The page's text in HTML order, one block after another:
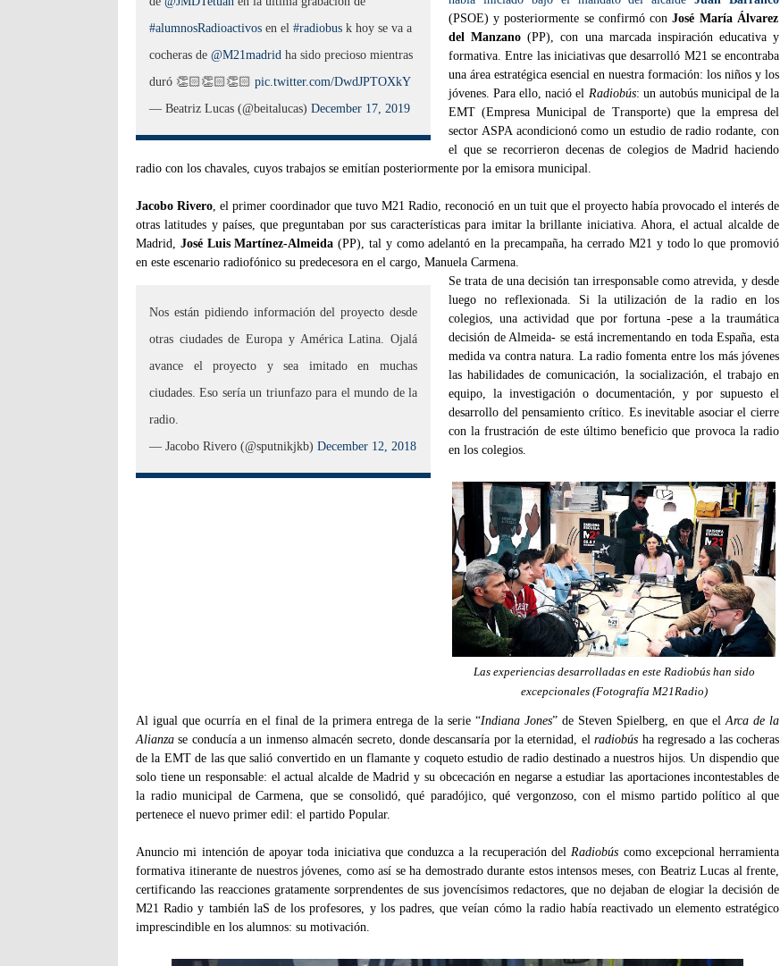
#alumnosRadioactivos en el #radiobus k hoy se va a
cocheras de @M21madrid ha sido precioso mientras
duró 👏🏻👏🏻👏🏻 pic.twitter.com/DwdJPTOXkY
— Beatriz Lucas (@beitalucas) December 17, 2019
(PSOE) y posteriormente se confirmó conJosé María Álvarez
del Manzano (PP), con una marcada inspiración educativa y
formativa. Entre las iniciativas que desarrolló M21 se encontraba
una área estratégica esencial en nuestra formación: los niños y los
jóvenes. Para ello, nació el Radiobús: un autobús municipal de la
EMT (Empresa Municipal de Transporte) que la empresa del
sector ASPA acondicionó como un estudio de radio rodante, con
el que se recorrieron decenas de colegios de Madrid haciendo
radio con los chavales, cuyos trabajos se emitían posteriormente por la emisora municipal.
Jacobo Rivero , el primer coordinador que tuvo M21 Radio, reconoció en un tuit que el proyecto había provocado el interés de
otras latitudes y países, que preguntaban por sus características para imitar la brillante iniciativa. Ahora, el actual alcalde de
Madrid, José Luis Martínez-Almeida (PP), tal y como adelantó en la precampaña, ha cerrado M21 y todo lo que promovió
en este escenario radiofónico su predecesora en el cargo, Manuela Carmena.
Nos están pidiendo información del proyecto desde
otras ciudades de Europa y América Latina. Ojalá
avance el proyecto y sea imitado en muchas
ciudades. Eso sería un triunfazo para el mundo de la
radio.
— Jacobo Rivero (@sputnikjkb) December 12, 2018
Se trata de una decisión tan irresponsable como atrevida, y desde
luego no reflexionada. Si la utilización de la radio en los
colegios, una actividad que por fortuna -pese a la traumática
decisión de Almeida- se está incrementando en toda España, esta
medida va contra natura. La radio fomenta entre los más jóvenes
las habilidades de comunicación, la socialización, el trabajo en
equipo, la investigación o documentación, y por supuesto el
desarrollo del pensamiento crítico. Es inevitable asociar el cierre
con la frustración de este último beneficio que provoca la radio
en los colegios.
Las experiencias desarrolladas en este Radiobús han sido
excepcionales (Fotografía M21Radio)
Al igual que ocurría en el final de la primera entrega de la serie “Indiana Jones” de Steven Spielberg, en que el Arca de la
Alianza se conducía a un inmenso almacén secreto, donde descansaría por la eternidad, elradiobús ha regresado a las cocheras
de la EMT de las que salió convertido en un flamante y coqueto estudio de radio destinado a nuestros hijos. Un dispendio que
solo tiene un responsable: el actual alcalde de Madrid y su obcecación en negarse a estudiar las aportaciones incontestables de
la radio municipal de Carmena, que se consolidó, qué paradójico, qué vergonzoso, con el mismo partido político al que
pertenece el nuevo primer edil: el partido Popular.
Anuncio mi intención de apoyar toda iniciativa que conduzca a la recuperación del Radiobús como excepcional herramienta
formativa itinerante de nuestros jóvenes, como así se ha demostrado durante estos intensos meses, con Beatriz Lucas al frente,
certificando las reacciones gratamente sorprendentes de sus jovencísimos redactores, que no dejaban de elogiar la decisión de
M21 Radio y también laS de los profesores, y los padres, que veían cómo la radio había reactivado un elemento estratégico
imprescindible en los alumnos: su motivación.